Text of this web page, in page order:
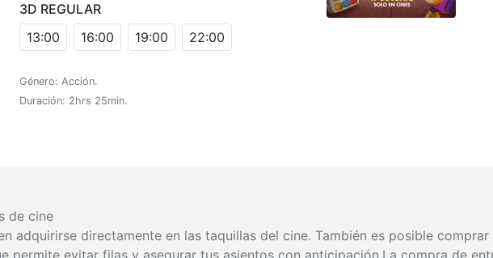
3D REGULAR
13:00
16:00 19:00 22:00
Género: Acción.
Duración: 2hrs 25min.
de cine
adquirirse directamente en las taquillas del cine. También es posible